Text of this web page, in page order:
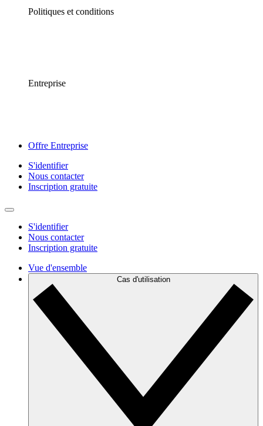
Politiques et conditions
Entreprise
Offre Entreprise
S'identifier
Nous contacter
Inscription gratuite
S'identifier
Nous contacter
Inscription gratuite
Vue d'ensemble
Cas d'utilisation